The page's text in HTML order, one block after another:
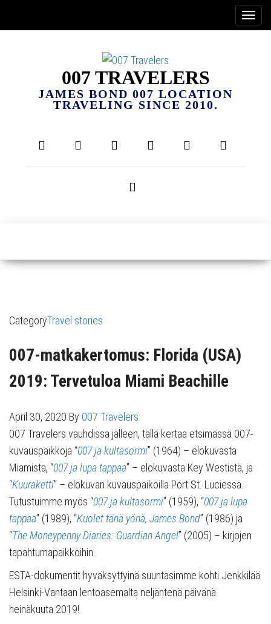
007 TRAVELERS
JAMES BOND 007 LOCATION
TRAVELING SINCE 2010.
CategoryTravel stories
007-matkakertomus: Florida (USA)
2019: Tervetuloa Miami Beachille
April 30, 2020 By 007 Travelers
007 Travelers vauhdissa jälleen, tällä kertaa etsimässä 007-
kuvauspaikkoja “007 ja kultasormi” (1964) – elokuvasta
Miamista, “007 ja lupa tappaa” – elokuvasta Key Westistä, ja
“Kuuraketti” – elokuvan kuvauspaikoilla Port St. Luciessa.
Tutustuimme myös “007 ja kultasormi” (1959), “007 ja lupa
tappaa” (1989), “Kuolet tänä yönä, James Bond” (1986) ja
“The Moneypenny Diaries: Guardian Angel” (2005) – kirjojen
tapahtumapaikkoihin.
ESTA-dokumentit hyväksyttyinä suuntasimme kohti Jenkkilää
Helsinki-Vantaan lentoasemalta neljäntenä päivänä
heinäkuuta 2019!